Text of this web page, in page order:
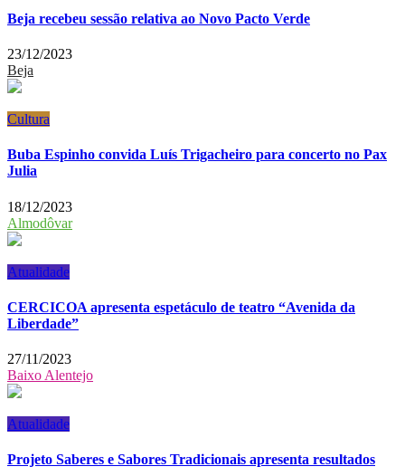
Beja recebeu sessão relativa ao Novo Pacto Verde
23/12/2023
Beja
Cultura
Buba Espinho convida Luís Trigacheiro para concerto no Pax
Julia
18/12/2023
Almodôvar
Atualidade
CERCICOA apresenta espetáculo de teatro “Avenida da
Liberdade”
27/11/2023
Baixo Alentejo
Atualidade
Projeto Saberes e Sabores Tradicionais apresenta resultados